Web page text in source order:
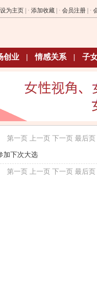
设为主页 | · 添加收藏 | · 会员注册 | ·
创业 | 情感关系 | 子
第一页 上一页 下一页 最后页
加下次大选
第一页 上一页 下一页 最后页